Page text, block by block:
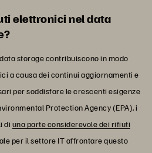
elettronici nel data
storage contribuiscono in modo
a causa dei continui aggiornamenti e
per soddisfare le crescenti esigenze
Protection Agency (EPA), i
di una parte considerevole dei rifiuti
per il settore IT affrontare questo